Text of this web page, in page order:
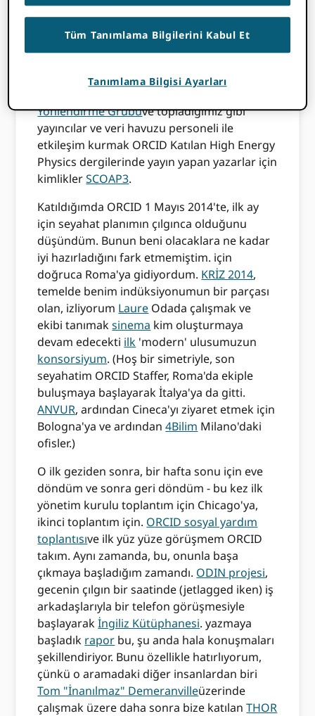
bir açılış konuşması yapmaktı.ORCID kayıt
Oradayken, hala birlikte çalışıyordum. ORCID
Yönlendirme Grubuve topladığımız gibi
yayıncılar ve veri havuzu personeli ile
etkileşim kurmak ORCID Katılan High Energy
Physics dergilerinde yayın yapan yazarlar için
kimliklerSCOAP3.
Katıldığımda ORCID 1 Mayıs 2014'te, ilk ay
için seyahat planımın çılgınca olduğunu
düşündüm. Bunun beni olacaklara ne kadar
iyi hazırladığını fark etmemiştim. için
doğruca Roma'ya gidiyordum. KRİZ 2014,
temelde benim indüksiyonumun bir parçası
olan, izliyorum Laure Odada çalışmak ve
ekibi tanımaksinema kim oluşturmaya
devam edecekti ilk 'modern' ulusumuzun
konsorsiyum. (Hoş bir simetriyle, son
seyahatim ORCID Staffer, Roma'da ekiple
buluşmaya başlayarak İtalya'ya da gitti.
ANVUR, ardından Cineca'yı ziyaret etmek için
Bologna'ya ve ardından4Bilim Milano'daki
ofisler.)
O ilk geziden sonra, bir hafta sonu için eve
döndüm ve sonra geri döndüm - bu kez ilk
yönetim kurulu toplantım için Chicago'ya,
ikinci toplantım için. ORCID sosyal yardım
toplantısıve ilk yüz yüze görüşmem ORCID
takım. Aynı zamanda, bu, onunla başa
çıkmaya başladığım zamandı. ODIN projesi,
gecenin çılgın bir saatinde (jetlagged iken) iş
arkadaşlarıyla bir telefon görüşmesiyle
başlayarakİngiliz Kütüphanesi. yazmaya
başladık rapor bu, şu anda hala konuşmaları
şekillendiriyor. Bunu özellikle hatırlıyorum,
çünkü o aramadaki diğer insanlardan biri
Tom "İnanılmaz" Demeranvilleüzerinde
çalışmak üzere daha sonra bize katılanTHOR
Tüm Tanımlama Bilgilerini Kabul Et
Tanımlama Bilgisi Ayarları